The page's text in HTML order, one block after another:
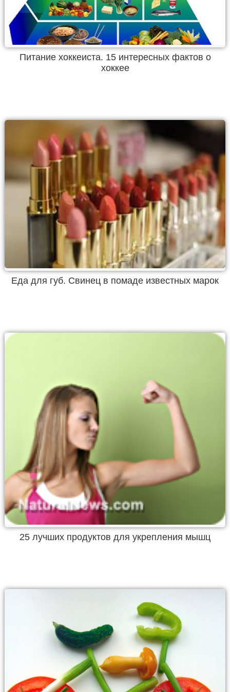
Питание хоккеиста. 15 интересных фактов о
хоккее
Еда для губ. Свинец в помаде известных марок
25 лучших продуктов для укрепления мышц